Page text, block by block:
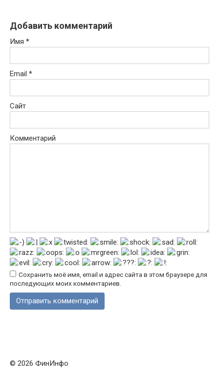
Добавить комментарий
Имя *
Email *
Сайт
Комментарий
Сохранить моё имя, email и адрес сайта в этом браузере для
последующих моих комментариев.
© 2026 ФинИнфо